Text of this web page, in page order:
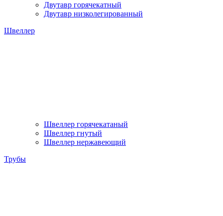
Двутавр горячекатный
Двутавр низколегированный
Швеллер
Швеллер горячекатаный
Швеллер гнутый
Швеллер нержавеющий
Трубы